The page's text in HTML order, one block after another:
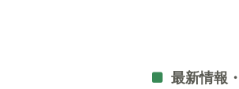
最新情報